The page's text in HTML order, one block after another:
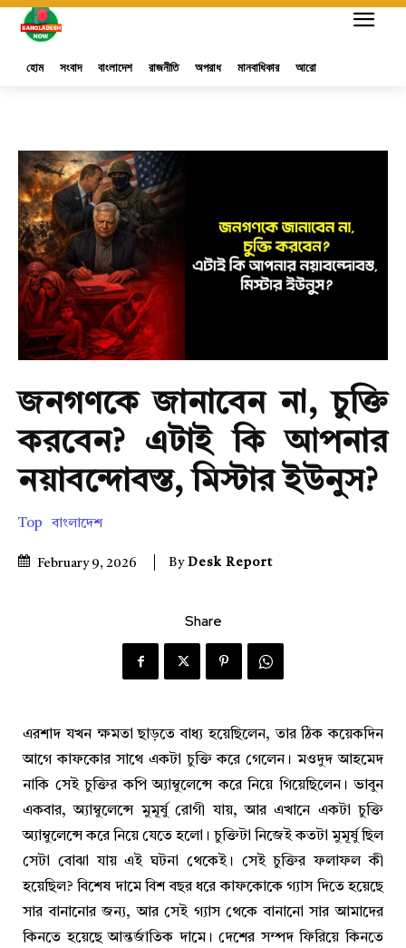
হোম সংবাদ বাংলাদেশ রাজনীতি অপরাধ মানবাধিকার আরো
জনগণকে জানাবেন না, চুক্তি
করবেন? এটাই কি আপনার
নয়াবন্দোবস্ত, মিস্টার ইউনুস?
Top বাংলাদেশ
February 9, 2026 By Desk Report
Share
এরশাদ যখন ক্ষমতা ছাড়তে বাধ্য হয়েছিলেন, তার ঠিক কয়েকদিন
আগে কাফকোর সাথে একটা চুক্তি করে গেলেন। মওদুদ আহমেদ
নাকি সেই চুক্তির কপি অ্যাম্বুলেন্সে করে নিয়ে গিয়েছিলেন। ভাবুন
একবার, অ্যাম্বুলেন্সে মুমূর্ষু রোগী যায়, আর এখানে একটা চুক্তি
অ্যাম্বুলেন্সে করে নিয়ে যেতে হলো। চুক্তিটা নিজেই কতটা মুমূর্ষু ছিল
সেটা বোঝা যায় এই ঘটনা থেকেই। সেই চুক্তির ফলাফল কী
হয়েছিল? বিশেষ দামে বিশ বছর ধরে কাফকোকে গ্যাস দিতে হয়েছে
সার বানানোর জন্য, আর সেই গ্যাস থেকে বানানো সার আমাদের
কিনতে হয়েছে আন্তর্জাতিক দামে। দেশের সম্পদ ফিরিয়ে কিনতে